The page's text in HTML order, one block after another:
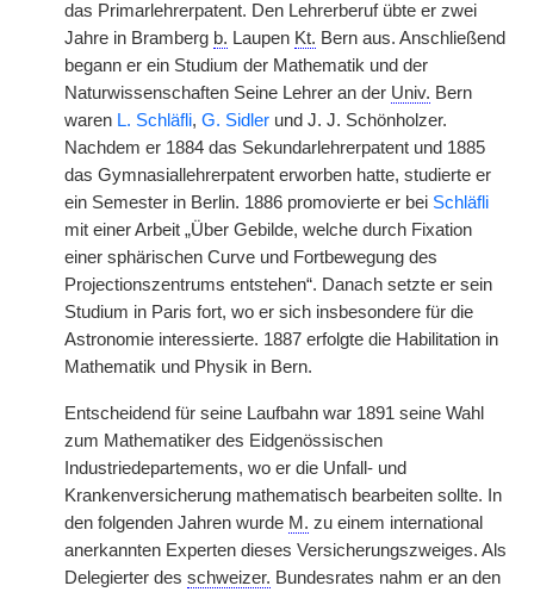
das Primarlehrerpatent. Den Lehrerberuf übte er zwei
Jahre in Bramberg b. Laupen Kt. Bern aus. Anschließend
begann er ein Studium der Mathematik und der
Naturwissenschaften Seine Lehrer an der Univ. Bern
waren L. Schläfli, G. Sidler und J. J. Schönholzer.
Nachdem er 1884 das Sekundarlehrerpatent und 1885
das Gymnasiallehrerpatent erworben hatte, studierte er
ein Semester in Berlin. 1886 promovierte er bei Schläfli
mit einer Arbeit „Über Gebilde, welche durch Fixation
einer sphärischen Curve und Fortbewegung des
Projectionszentrums entstehen“. Danach setzte er sein
Studium in Paris fort, wo er sich insbesondere für die
Astronomie interessierte. 1887 erfolgte die Habilitation in
Mathematik und Physik in Bern.
Entscheidend für seine Laufbahn war 1891 seine Wahl
zum Mathematiker des Eidgenössischen
Industriedepartements, wo er die Unfall- und
Krankenversicherung mathematisch bearbeiten sollte. In
den folgenden Jahren wurde M. zu einem international
anerkannten Experten dieses Versicherungszweiges. Als
Delegierter des schweizer. Bundesrates nahm er an den